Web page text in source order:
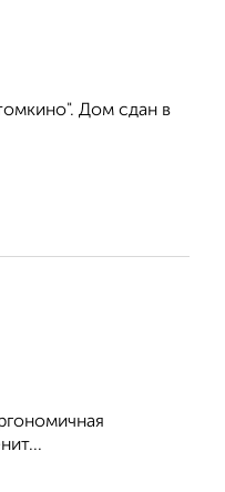
Дом сдан в